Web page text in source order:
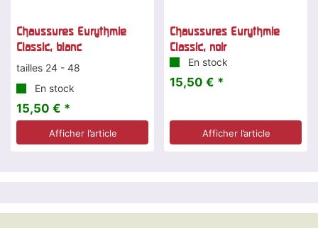
Chaussures Eurythmie
Classic, blanc
tailles 24 - 48
En stock
15,50 € *
Afficher l’article
Chaussures Eurythmie
Classic, noir
En stock
15,50 € *
Afficher l’article